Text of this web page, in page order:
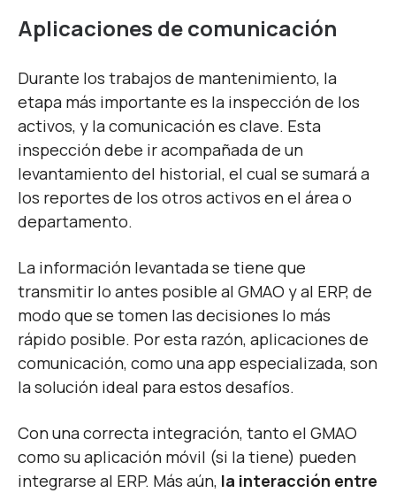
Aplicaciones de comunicación
Durante los trabajos de mantenimiento, la
etapa más importante es la inspección de los
activos, y la comunicación es clave. Esta
inspección debe ir acompañada de un
levantamiento del historial, el cual se sumará a
los reportes de los otros activos en el área o
departamento.
La información levantada se tiene que
transmitir lo antes posible al GMAO y al ERP, de
modo que se tomen las decisiones lo más
rápido posible. Por esta razón, aplicaciones de
comunicación, como una app especializada, son
la solución ideal para estos desafíos.
Con una correcta integración, tanto el GMAO
como su aplicación móvil (si la tiene) pueden
integrarse al ERP. Más aún, la interacción entre